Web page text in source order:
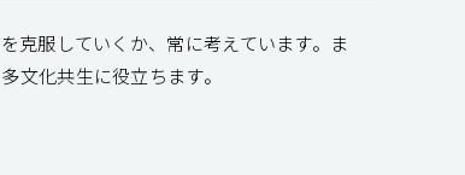
克服していくか、常に考えています。ま
文化共生に役立ちます。